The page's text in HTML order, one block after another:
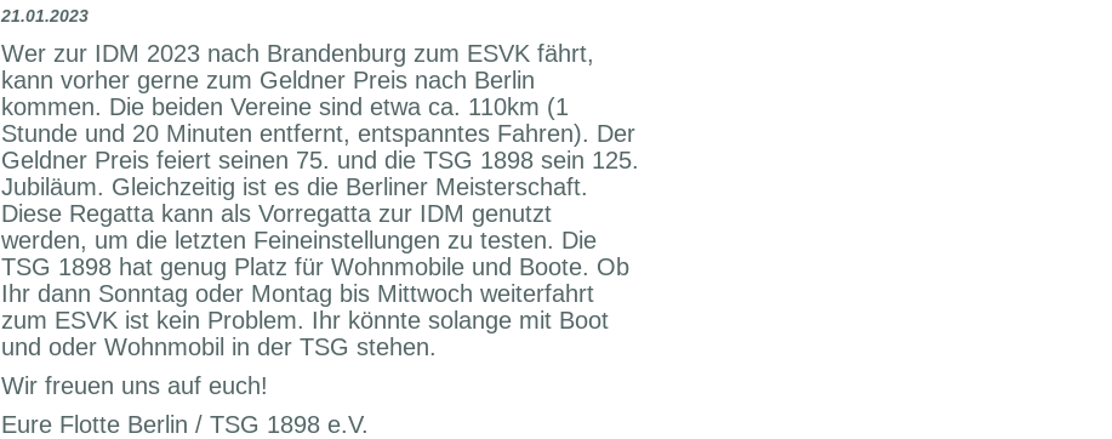
21.01.2023
Wer zur IDM 2023 nach Brandenburg zum ESVK fährt,
kann vorher gerne zum Geldner Preis nach Berlin
kommen. Die beiden Vereine sind etwa ca. 110km (1
Stunde und 20 Minuten entfernt, entspanntes Fahren). Der
Geldner Preis feiert seinen 75. und die TSG 1898 sein 125.
Jubiläum. Gleichzeitig ist es die Berliner Meisterschaft.
Diese Regatta kann als Vorregatta zur IDM genutzt
werden, um die letzten Feineinstellungen zu testen. Die
TSG 1898 hat genug Platz für Wohnmobile und Boote. Ob
Ihr dann Sonntag oder Montag bis Mittwoch weiterfahrt
zum ESVK ist kein Problem. Ihr könnte solange mit Boot
und oder Wohnmobil in der TSG stehen.
Wir freuen uns auf euch!
Eure Flotte Berlin / TSG 1898 e.V.